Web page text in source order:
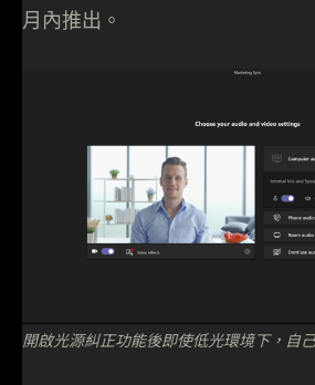
月內推出。
開啟光源糾正功能後即使低光環境下，自